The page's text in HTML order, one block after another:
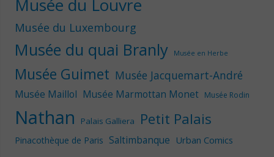
Musée du Louvre
Musée du Luxembourg
Musée du quai Branly Musée en Herbe
Musée Guimet Musée Jacquemart-André
Musée Maillol Musée Marmottan Monet Musée Rodin
Nathan Palais Galliera Petit Palais
Pinacothèque de Paris Saltimbanque Urban Comics